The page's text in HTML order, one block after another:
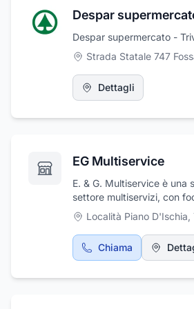
cucine, soggiorni, camere
matrimoniali e singole,
cabine armadio, soppalchi
Realizziamo, inoltre, porte
misura, in legno, legno-
Despar
Despar supermercato -
Dettagli
EG Multiservice
E. & G. Multiservice è una
settore multiservizi, con
servizi professionali per
strutture sanitarie.
seguenti aree:Fornitura
per la pulizia e bevande,
sanitarie.Servizi di pulizia
Località Piano D'Ischia,
Chiama